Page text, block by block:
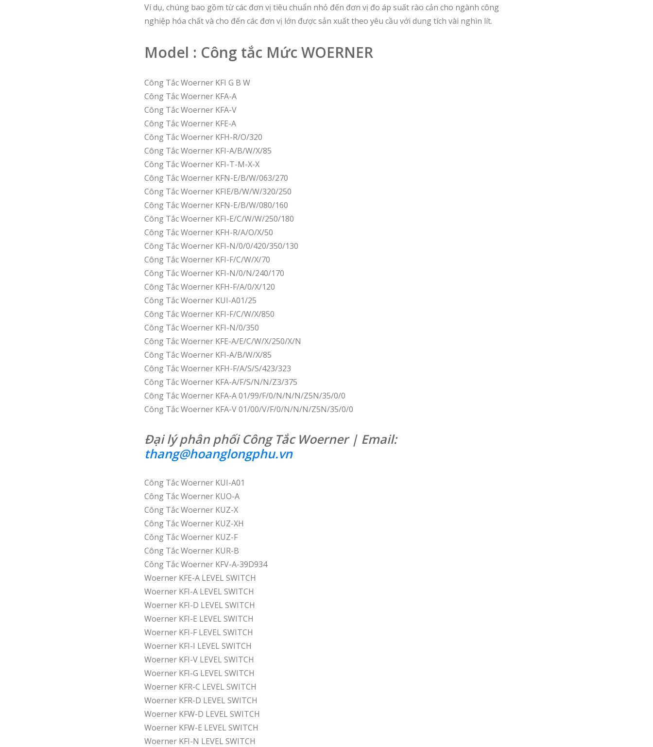
Ví dụ, chúng bao gồm từ các đơn vị tiêu chuẩn nhỏ đến đơn vị đo áp suất rào cản cho ngành công
nghiệp hóa chất và cho đến các đơn vị lớn được sản xuất theo yêu cầu với dung tích vài nghìn lít.
Model : Công tắc Mức WOERNER
Công Tắc Woerner KFI G B W
Công Tắc Woerner KFA-A
Công Tắc Woerner KFA-V
Công Tắc Woerner KFE-A
Công Tắc Woerner KFH-R/O/320
Công Tắc Woerner KFI-A/B/W/X/85
Công Tắc Woerner KFI-T-M-X-X
Công Tắc Woerner KFN-E/B/W/063/270
Công Tắc Woerner KFIE/B/W/W/320/250
Công Tắc Woerner KFN-E/B/W/080/160
Công Tắc Woerner KFI-E/C/W/W/250/180
Công Tắc Woerner KFH-R/A/O/X/50
Công Tắc Woerner KFI-N/0/0/420/350/130
Công Tắc Woerner KFI-F/C/W/X/70
Công Tắc Woerner KFI-N/0/N/240/170
Công Tắc Woerner KFH-F/A/0/X/120
Công Tắc Woerner KUI-A01/25
Công Tắc Woerner KFI-F/C/W/X/850
Công Tắc Woerner KFI-N/0/350
Công Tắc Woerner KFE-A/E/C/W/X/250/X/N
Công Tắc Woerner KFI-A/B/W/X/85
Công Tắc Woerner KFH-F/A/S/S/423/323
Công Tắc Woerner KFA-A/F/S/N/N/Z3/375
Công Tắc Woerner KFA-A 01/99/F/0/N/N/N/Z5N/35/0/0
Công Tắc Woerner KFA-V 01/00/V/F/0/N/N/N/Z5N/35/0/0
Đại lý phân phối Công Tắc Woerner | Email:
thang@hoanglongphu.vn
Công Tắc Woerner KUI-A01
Công Tắc Woerner KUO-A
Công Tắc Woerner KUZ-X
Công Tắc Woerner KUZ-XH
Công Tắc Woerner KUZ-F
Công Tắc Woerner KUR-B
Công Tắc Woerner KFV-A-39D934
Woerner KFE-A LEVEL SWITCH
Woerner KFI-A LEVEL SWITCH
Woerner KFI-D LEVEL SWITCH
Woerner KFI-E LEVEL SWITCH
Woerner KFI-F LEVEL SWITCH
Woerner KFI-I LEVEL SWITCH
Woerner KFI-V LEVEL SWITCH
Woerner KFI-G LEVEL SWITCH
Woerner KFR-C LEVEL SWITCH
Woerner KFR-D LEVEL SWITCH
Woerner KFW-D LEVEL SWITCH
Woerner KFW-E LEVEL SWITCH
Woerner KFI-N LEVEL SWITCH